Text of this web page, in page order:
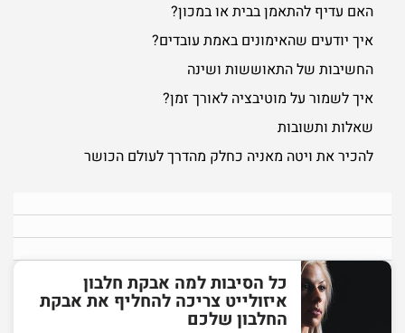
האם עדיף להתאמן בבית או במכון?
איך יודעים שהאימונים באמת עובדים?
החשיבות של התאוששות ושינה
איך לשמור על מוטיבציה לאורך זמן?
שאלות ותשובות
להכיר את ויטה מאניה כחלק מהדרך לעולם הכושר
כל הסיבות למה אבקת חלבון
איזולייט צריכה להחליף את אבקת
החלבון שלכם